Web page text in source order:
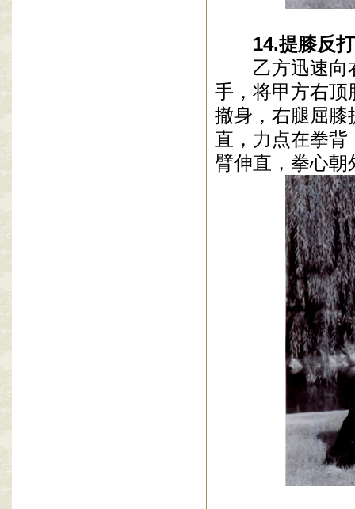
14.提膝反
乙方迅速向
手，将甲方右顶
撤身，右腿屈膝
直，力点在拳
臂伸直，拳心朝